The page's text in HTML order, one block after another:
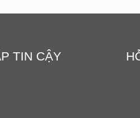
TIN CẬY